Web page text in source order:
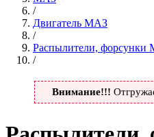
/
Двигатель МАЗ
/
Распылители, форсунки
/
Внимание!!!